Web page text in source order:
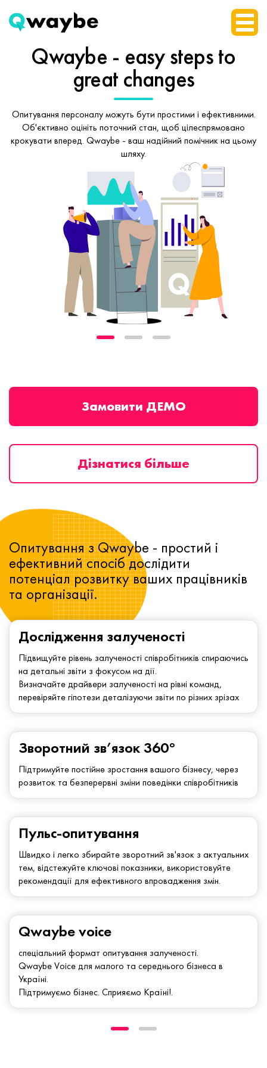
Qwaybe - easy stepsto
great changes
Опитування персоналу можуть бути простими і ефективними.
Об'єктивно оцініть поточний стан, щоб цілеспрямовано
крокувати вперед. Qwaybe - ваш надійний помічник на цьому
шляху.
Замовити ДЕМО
Дізнатися більше
Дослідження залученості
Підвищуйте рівень залученості співробітників спираючись
на детальні звіти з фокусом на дії.
Визначайте драйвери залученості на рівні команд,
перевіряйте гіпотези деталізуючи звіти по різних зрізах
Зворотний зв’язок 360°
Підтримуйте постійне зростання вашого бізнесу, через
розвиток та безперервні зміни поведінки співробітників
Опитування з Qwaybe - простий і
ефективний спосіб дослідити
потенціал розвитку ваших працівників
та організації.
Qwaybe voice
спеціальний формат опитування залученості.
Qwaybe Voice для малого та середнього бізнеса в
Україні.
Підтримуємо бізнес. Сприяємо Країні!.
Пульс-опитування
Швидко і легко збирайте зворотний зв'язок з актуальних
тем, відстежуйте ключові показники, використовуйте
рекомендації для ефективного впровадження змін.